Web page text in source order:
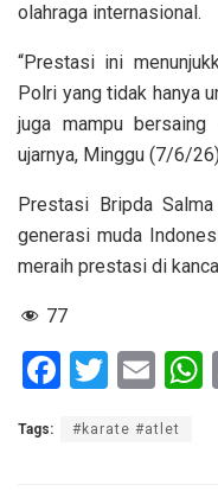
olahraga internasional.
“Prestasi ini
Polri yang tidak hanya
juga mampu
ujarnya, Minggu (7/6/
Prestasi Bripda
generasi muda
meraih prestasi di
77
F
ce
T
tt
E
ail
Tags: #karate #atlet